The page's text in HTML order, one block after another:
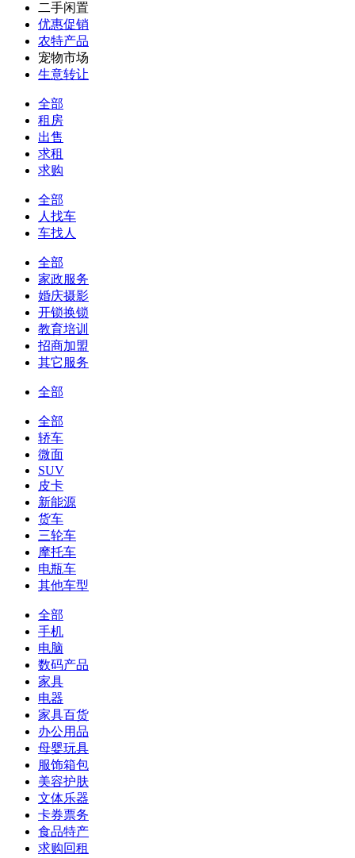
二手闲置
优惠促销
农特产品
宠物市场
生意转让
全部
租房
出售
求租
求购
全部
人找车
车找人
全部
家政服务
婚庆摄影
开锁换锁
教育培训
招商加盟
其它服务
全部
全部
轿车
微面
SUV
皮卡
新能源
货车
三轮车
摩托车
电瓶车
其他车型
全部
手机
电脑
数码产品
家具
电器
家具百货
办公用品
母婴玩具
服饰箱包
美容护肤
文体乐器
卡券票务
食品特产
求购回租